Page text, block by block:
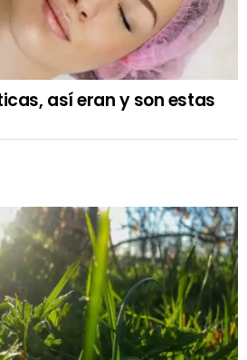
así eran y son estas